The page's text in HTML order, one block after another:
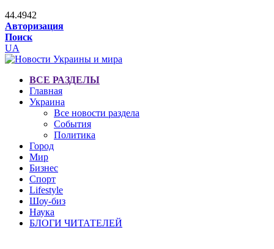
44.4942
Авторизация
Поиск
UA
ВСЕ РАЗДЕЛЫ
Главная
Украина
Все новости раздела
События
Политика
Город
Мир
Бизнес
Спорт
Lifestyle
Шоу-биз
Наука
БЛОГИ ЧИТАТЕЛЕЙ